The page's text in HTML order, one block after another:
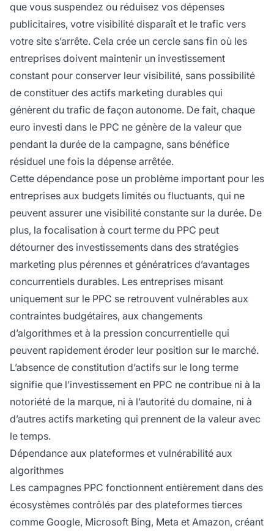
que vous suspendez ou réduisez vos dépenses
publicitaires, votre visibilité disparaît et le trafic vers
votre site s’arrête. Cela crée un cercle sans fin où les
entreprises doivent maintenir un investissement
constant pour conserver leur visibilité, sans possibilité
de constituer des actifs marketing durables qui
génèrent du trafic de façon autonome. De fait, chaque
euro investi dans le PPC ne génère de la valeur que
pendant la durée de la campagne, sans bénéfice
résiduel une fois la dépense arrêtée.
Cette dépendance pose un problème important pour les
entreprises aux budgets limités ou fluctuants, qui ne
peuvent assurer une visibilité constante sur la durée. De
plus, la focalisation à court terme du PPC peut
détourner des investissements dans des stratégies
marketing plus pérennes et génératrices d’avantages
concurrentiels durables. Les entreprises misant
uniquement sur le PPC se retrouvent vulnérables aux
contraintes budgétaires, aux changements
d’algorithmes et à la pression concurrentielle qui
peuvent rapidement éroder leur position sur le marché.
L’absence de constitution d’actifs sur le long terme
signifie que l’investissement en PPC ne contribue ni à la
notoriété de la marque, ni à l’autorité du domaine, ni à
d’autres actifs marketing qui prennent de la valeur avec
le temps.
Dépendance aux plateformes et vulnérabilité aux
algorithmes
Les campagnes PPC fonctionnent entièrement dans des
écosystèmes contrôlés par des plateformes tierces
comme Google, Microsoft Bing, Meta et Amazon, créant